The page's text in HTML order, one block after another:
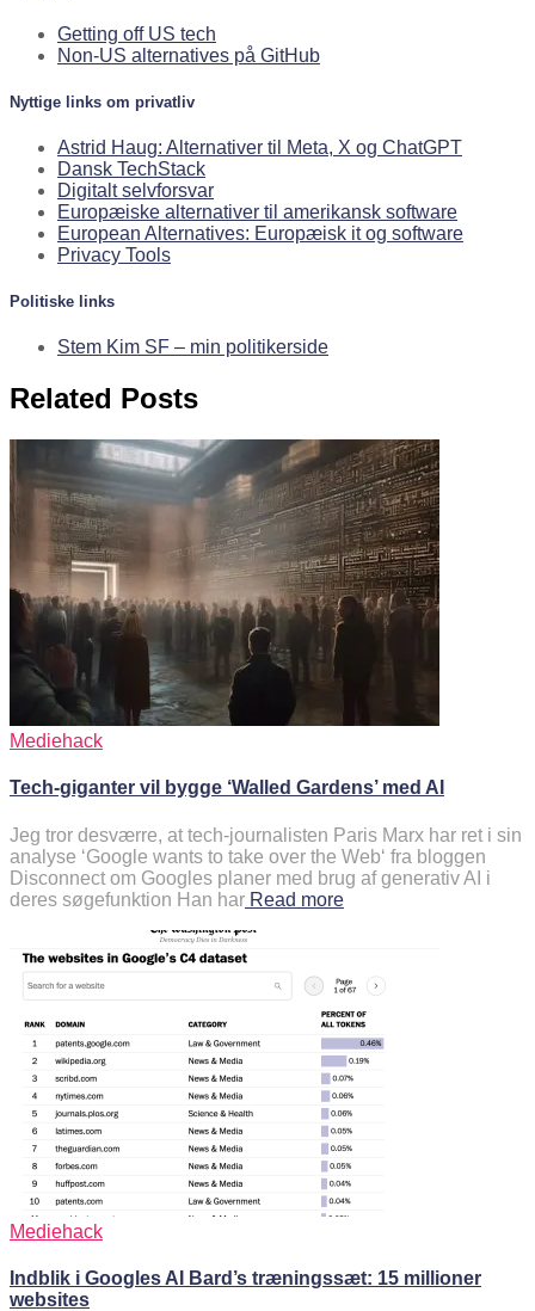
Getting off US tech
Non-US alternatives på GitHub
Nyttige links om privatliv
Astrid Haug: Alternativer til Meta, X og ChatGPT
Dansk TechStack
Digitalt selvforsvar
Europæiske alternativer til amerikansk software
European Alternatives: Europæisk it og software
Privacy Tools
Politiske links
Stem Kim SF – min politikerside
Related Posts
Mediehack
Tech-giganter vil bygge ‘Walled Gardens’ med AI
Jeg tror desværre, at tech-journalisten Paris Marx har ret i sin
analyse ‘Google wants to take over the Web‘ fra bloggen
Disconnect om Googles planer med brug af generativ AI i
deres søgefunktion Han har Read more
Mediehack
Indblik i Googles AI Bard’s træningssæt: 15 millioner
websites